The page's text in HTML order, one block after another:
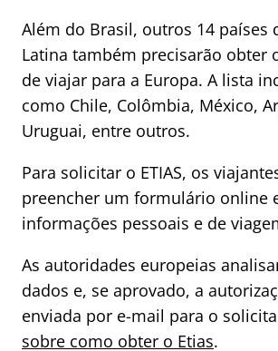
Além do Brasil, outros 14 países
Latina também precisarão obter
de viajar para a Europa. A lista
como Chile, Colômbia, México,
Uruguai, entre outros.
Para solicitar o ETIAS, os
preencher um formulário online
informações pessoais e de
As autoridades europeias
dados e, se aprovado, a
enviada por e-mail para o
sobre como obter o Etias.